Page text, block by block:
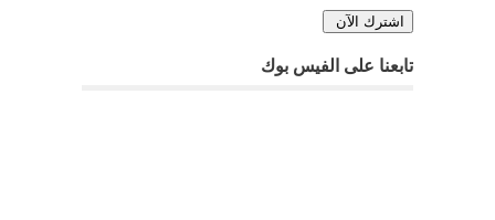
تابعنا على الفيس بوك